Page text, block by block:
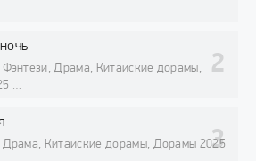
Драма, Китайские дорамы,
Драма, Китайские дорамы, Дорамы 2025